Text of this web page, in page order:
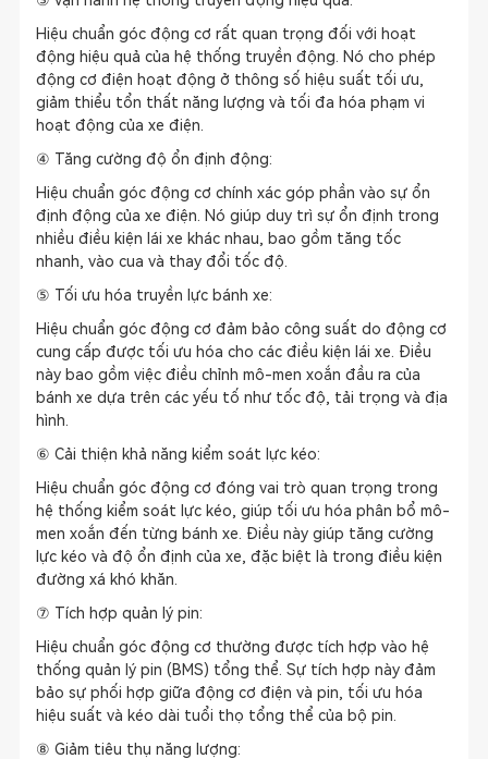
Hiệu chuẩn góc động cơ rất quan trọng đối với hoạt
động hiệu quả của hệ thống truyền động. Nó cho phép
động cơ điện hoạt động ở thông số hiệu suất tối ưu,
giảm thiểu tổn thất năng lượng và tối đa hóa phạm vi
hoạt động của xe điện.
④ Tăng cường độ ổn định động:
Hiệu chuẩn góc động cơ chính xác góp phần vào sự ổn
định động của xe điện. Nó giúp duy trì sự ổn định trong
nhiều điều kiện lái xe khác nhau, bao gồm tăng tốc
nhanh, vào cua và thay đổi tốc độ.
⑤ Tối ưu hóa truyền lực bánh xe:
Hiệu chuẩn góc động cơ đảm bảo công suất do động cơ
cung cấp được tối ưu hóa cho các điều kiện lái xe. Điều
này bao gồm việc điều chỉnh mô-men xoắn đầu ra của
bánh xe dựa trên các yếu tố như tốc độ, tải trọng và địa
hình.
⑥ Cải thiện khả năng kiểm soát lực kéo:
Hiệu chuẩn góc động cơ đóng vai trò quan trọng trong
hệ thống kiểm soát lực kéo, giúp tối ưu hóa phân bổ mô-
men xoắn đến từng bánh xe. Điều này giúp tăng cường
lực kéo và độ ổn định của xe, đặc biệt là trong điều kiện
đường xá khó khăn.
⑦ Tích hợp quản lý pin:
Hiệu chuẩn góc động cơ thường được tích hợp vào hệ
thống quản lý pin (BMS) tổng thể. Sự tích hợp này đảm
bảo sự phối hợp giữa động cơ điện và pin, tối ưu hóa
hiệu suất và kéo dài tuổi thọ tổng thể của bộ pin.
⑧ Giảm tiêu thụ năng lượng: